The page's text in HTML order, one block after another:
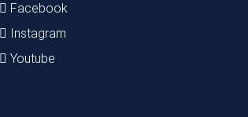
Facebook
Instagram
Youtube